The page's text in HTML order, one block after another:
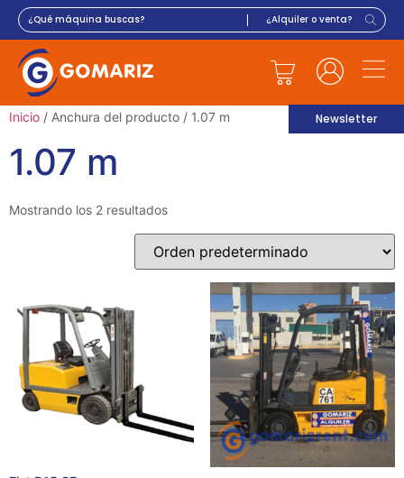
Newsletter
Inicio / Anchura del producto / 1.07 m
1.07 m
Mostrando los 2 resultados